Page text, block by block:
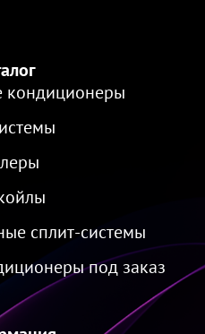
кондиционеры
сплит-системы
под заказ